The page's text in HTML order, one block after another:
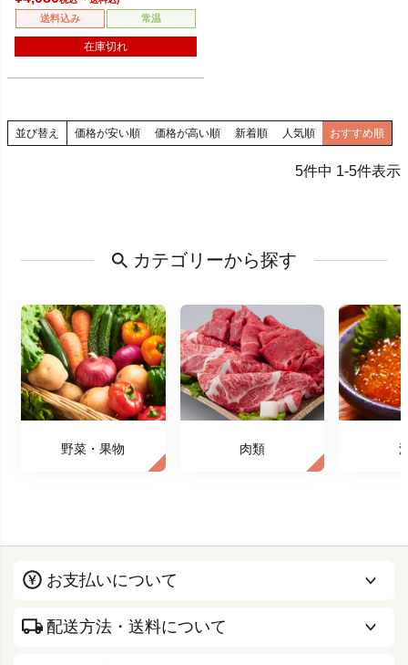
送料込み 常温
在庫切れ
並び替え 価格が安い順 価格が高い順 新着順 人気順 おすすめ順
5件中 1-5件表示
カテゴリーから探す
野菜・果物 肉類
お支払いについて
配送方法・送料について